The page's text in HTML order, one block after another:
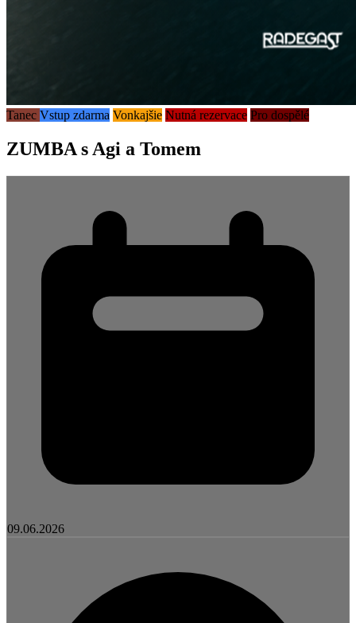
Tanec Vstup zdarma Vonkajšie Nutná rezervace Pro dospělé
ZUMBA s Agi a Tomem
09.06.2026